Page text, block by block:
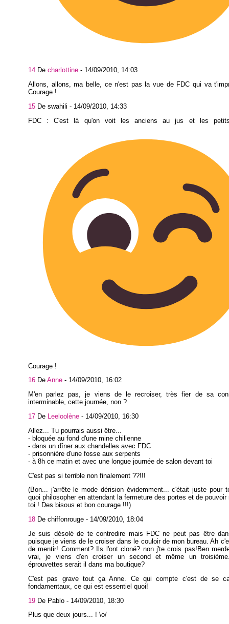
14 De charlottine - 14/09/2010, 14:03
Allons, allons, ma belle, ce n'est pas la vue de FDC qui va
Courage !
15 De swahili - 14/09/2010, 14:33
FDC : C'est là qu'on voit les anciens au jus et les petits
Courage !
16 De Anne - 14/09/2010, 16:02
M'en parlez pas, je viens de le recroiser, très fier de sa
interminable, cette journée, non ?
17 De Leeloolène - 14/09/2010, 16:30
Allez... Tu pourrais aussi être...
- bloquée au fond d'une mine chilienne
- dans un dîner aux chandelles avec FDC
- prisonnière d'une fosse aux serpents
- à 8h ce matin et avec une longue journée de salon devant toi
C'est pas si terrible non finalement ??!!!
(Bon... j'arrête le mode dérision évidemment... c'était juste pour
quoi philosopher en attendant la fermeture des portes et de pouvoir
toi ! Des bisous et bon courage !!!)
18 De chiffonrouge - 14/09/2010, 18:04
Je suis désolé de te contredire mais FDC ne peut pas être
puisque je viens de le croiser dans le couloir de mon bureau. Ah
de mentir! Comment? Ils l'ont cloné? non j'te crois pas!Ben
vrai, je viens d'en croiser un second et même un
éprouvettes serait il dans ma boutique?
C'est pas grave tout ça Anne. Ce qui compte c'est de se
fondamentaux, ce qui est essentiel quoi!
19 De Pablo - 14/09/2010, 18:30
Plus que deux jours... ! \o/